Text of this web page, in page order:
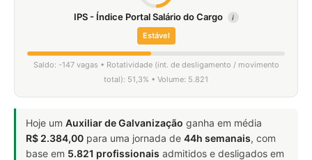
IPS - Índice Portal Salário do Cargo i
Estável
Saldo: -147 vagas • Rotatividade (int. de desligamento / movimento
total): 51,3% • Volume: 5.821
Hoje um Auxiliar de Galvanização ganha em média
R$ 2.384,00 para uma jornada de 44h semanais, com
base em 5.821 profissionais admitidos e desligados em